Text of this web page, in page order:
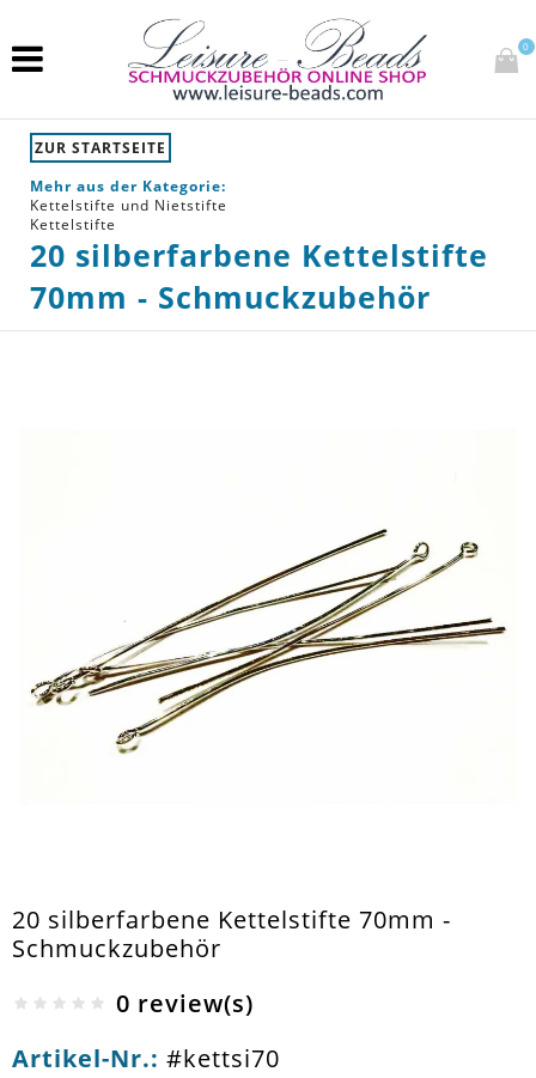
0
ZUR STARTSEITE
Mehr aus der Kategorie:
Kettelstifte und Nietstifte
Kettelstifte
20 silberfarbene Kettelstifte
70mm - Schmuckzubehör
20 silberfarbene Kettelstifte 70mm -
Schmuckzubehör
0 review(s)
Artikel-Nr.: #kettsi70